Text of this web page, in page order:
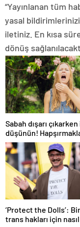
“Yayınlanan tüm
yasal
iletiniz. En kısa
dönüş
Sabah dışarı
düşünün!
başlayıp astıma
dönüşebiliyor
‘Protect the Dolls’:
trans hakları için